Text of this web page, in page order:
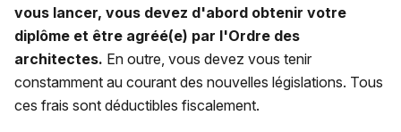
vous lancer, vous devez d'abord obtenir votre
diplôme et être agréé(e) par l'Ordre des
architectes. En outre, vous devez vous tenir
constamment au courant des nouvelles législations. Tous
ces frais sont déductibles fiscalement.